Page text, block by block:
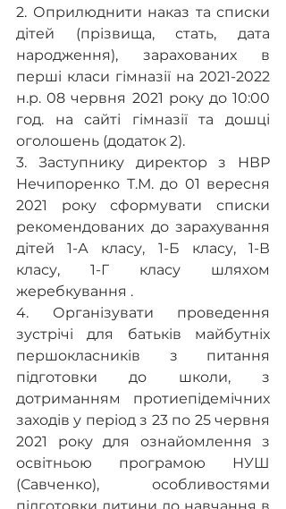
2. Оприлюднити наказ та списки
дітей (прізвища, стать, дата
народження), зарахованих в
перші класи гімназії на 2021-2022
н.р. 08 червня 2021 року до 10:00
год. на сайті гімназії та дошці
оголошень (додаток 2).
3. Заступнику директор з НВР
Нечипоренко Т.М. до 01 вересня
2021 року сформувати списки
рекомендованих до зарахування
дітей 1-А класу, 1-Б класу, 1-В
класу, 1-Г класу шляхом
жеребкування .
4. Організувати проведення
зустрічі для батьків майбутніх
першокласників з питання
підготовки до школи, з
дотриманням протиепідемічних
заходів у період з 23 по 25 червня
2021 року для ознайомлення з
освітньою програмою НУШ
(Савченко), особливостями